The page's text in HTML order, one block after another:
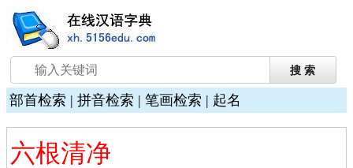
部首检索 | 拼音检索 | 笔画检索 | 起名
六根清净